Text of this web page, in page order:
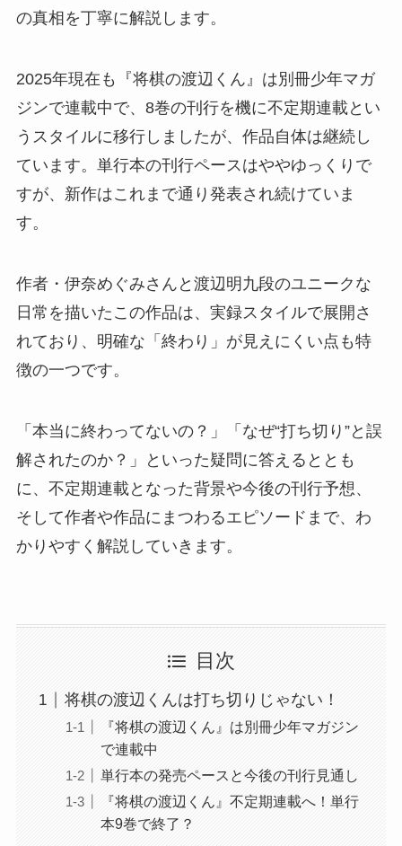
の真相を丁寧に解説します。
2025年現在も『将棋の渡辺くん』は別冊少年マガ
ジンで連載中で、8巻の刊行を機に不定期連載とい
うスタイルに移行しましたが、作品自体は継続し
ています。単行本の刊行ペースはややゆっくりで
すが、新作はこれまで通り発表され続けていま
す。
作者・伊奈めぐみさんと渡辺明九段のユニークな
日常を描いたこの作品は、実録スタイルで展開さ
れており、明確な「終わり」が見えにくい点も特
徴の一つです。
「本当に終わってないの？」「なぜ“打ち切り”と誤
解されたのか？」といった疑問に答えるととも
に、不定期連載となった背景や今後の刊行予想、
そして作者や作品にまつわるエピソードまで、わ
かりやすく解説していきます。
目次
将棋の渡辺くんは打ち切りじゃない！
『将棋の渡辺くん』は別冊少年マガジン
で連載中
単行本の発売ペースと今後の刊行見通し
『将棋の渡辺くん』不定期連載へ！単行
本9巻で終了？